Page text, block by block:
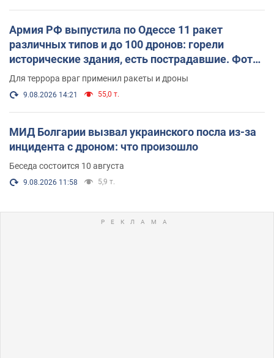
Армия РФ выпустила по Одессе 11 ракет
различных типов и до 100 дронов: горели
исторические здания, есть пострадавшие. Фото
и видео
Для террора враг применил ракеты и дроны
9.08.2026 14:21 55,0 т.
МИД Болгарии вызвал украинского посла из-за
инцидента с дроном: что произошло
Беседа состоится 10 августа
9.08.2026 11:58 5,9 т.